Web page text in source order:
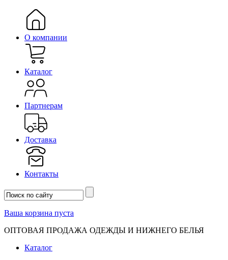
О компании
Каталог
Партнерам
Доставка
Контакты
Ваша корзина пуста
ОПТОВАЯ ПРОДАЖА ОДЕЖДЫ И НИЖНЕГО БЕЛЬЯ
Каталог